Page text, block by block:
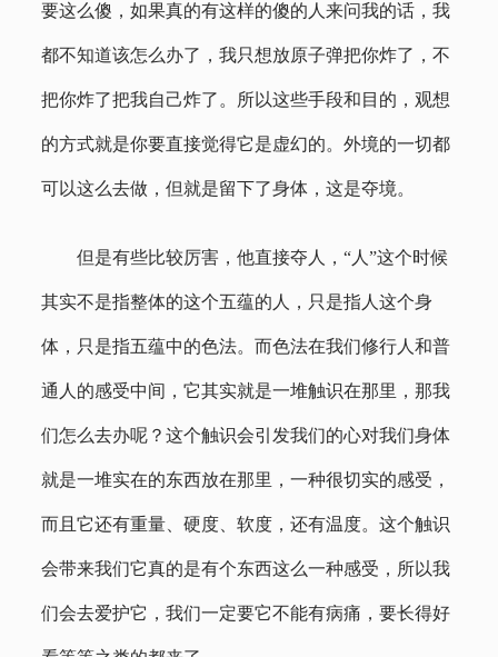
要这么傻，如果真的有这样的傻的人来问我的话，我
都不知道该怎么办了，我只想放原子弹把你炸了，不
把你炸了把我自己炸了。所以这些手段和目的，观想
的方式就是你要直接觉得它是虚幻的。外境的一切都
可以这么去做，但就是留下了身体，这是夺境。
但是有些比较厉害，他直接夺人，“人”这个时候
其实不是指整体的这个五蕴的人，只是指人这个身
体，只是指五蕴中的色法。而色法在我们修行人和普
通人的感受中间，它其实就是一堆触识在那里，那我
们怎么去办呢？这个触识会引发我们的心对我们身体
就是一堆实在的东西放在那里，一种很切实的感受，
而且它还有重量、硬度、软度，还有温度。这个触识
会带来我们它真的是有个东西这么一种感受，所以我
们会去爱护它，我们一定要它不能有病痛，要长得好